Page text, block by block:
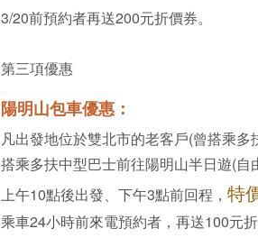
3/20前預約者再送200元折價券。
第三項優惠
陽明山包車優惠：
凡出發地位於雙北市的老客戶(曾搭乘多
搭乘多扶中型巴士前往陽明山半日遊(自
上午10點後出發、下午3點前回程， 特
乘車24小時前來電預約者，再送100元折